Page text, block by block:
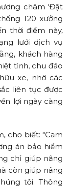
châm ‘Đặt
120 xưởng
thời điểm này,
lưới dịch vụ
khách hàng
tình, chu đáo
xe, nhờ các
liên tục được
lợi ngày càng
cho biết: “Cam
án bảo hiểm
chỉ giúp nâng
còn giúp nâng
tôi. Thông